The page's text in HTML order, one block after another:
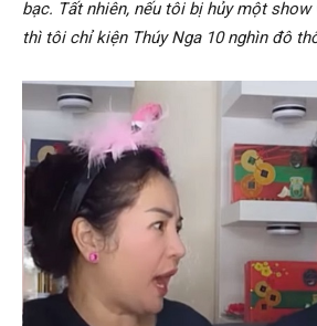
bạc. Tất nhiên, nếu tôi bị hủy một show
thì tôi chỉ kiện Thúy Nga 10 nghìn đô